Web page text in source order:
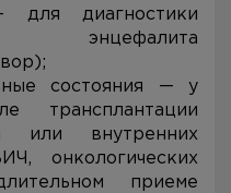
для диагностики
энцефалита
состояния — у
трансплантации
или внутренних
онкологических
приеме